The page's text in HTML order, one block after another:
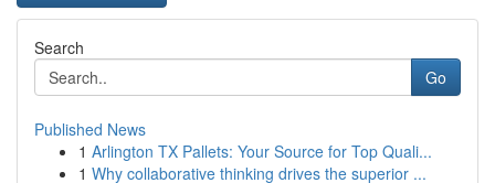
Search
Go
Published News
1 Arlington TX Pallets: Your Source for Top Quali...
1 Why collaborative thinking drives the superior ...